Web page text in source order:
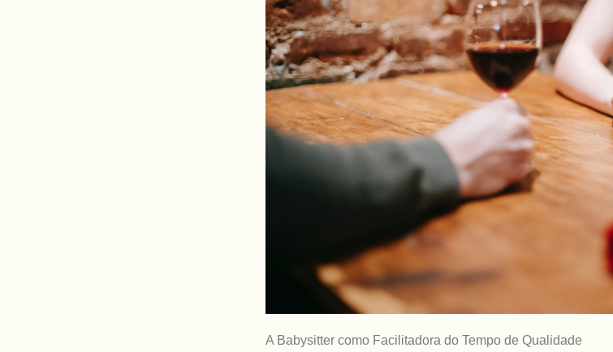
A Babysitter como Facilitadora do Tempo de Qualidade